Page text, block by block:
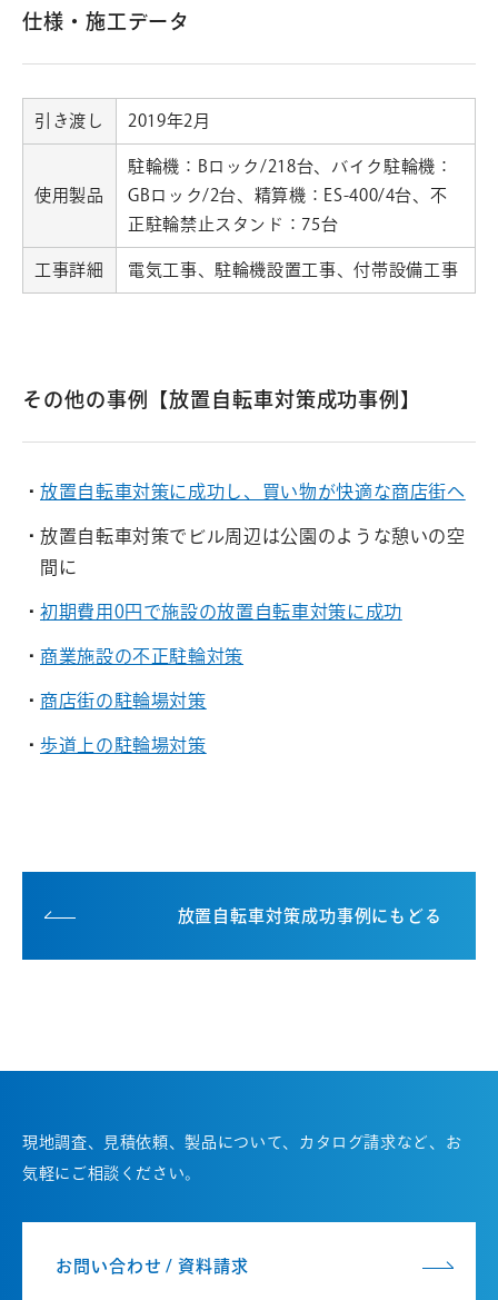
仕様・施工データ
引き渡し 2019年2月
使用製品
駐輪機：Bロック/218台、バイク駐輪機：
GBロック/2台、精算機：ES-400/4台、不
正駐輪禁止スタンド：75台
工事詳細 電気工事、駐輪機設置工事、付帯設備工事
その他の事例【放置自転車対策成功事例】
放置自転車対策に成功し、買い物が快適な商店街へ
放置自転車対策でビル周辺は公園のような憩いの空
間に
初期費用0円で施設の放置自転車対策に成功
商業施設の不正駐輪対策
商店街の駐輪場対策
歩道上の駐輪場対策
放置自転車対策成功事例にもどる
現地調査、見積依頼、製品について、カタログ請求など、お
気軽にご相談ください。
お問い合わせ / 資料請求